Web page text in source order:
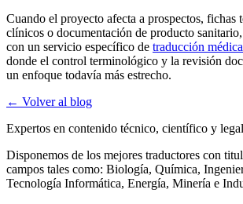
Cuando el proyecto afecta a prospectos, fichas
clínicos o documentación de producto
con un servicio específico de traducción
donde el control terminológico y la revisión
un enfoque todavía más estrecho.
← Volver al blog
Expertos en contenido técnico, científico y legal
Disponemos de los mejores traductores con
campos tales como: Biología, Química,
Tecnología Informática, Energía, Minería e